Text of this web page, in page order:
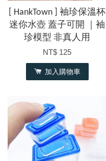
[ HankTown ] 袖珍保溫杯
迷你水壺 蓋子可開 ｜袖
珍模型 非真人用
NT$ 125
加入購物車